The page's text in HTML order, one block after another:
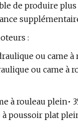
de produire
:
ou came à
ou came à
à rouleau plein•
à poussoir plat